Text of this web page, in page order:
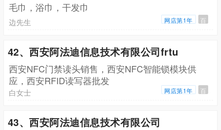
毛巾，浴巾，干发巾
边先生 网店第1年 百
42、西安阿法迪信息技术有限公司frtu
西安NFC门禁读头销售，西安NFC智能锁模块供
应，西安RFID读写器批发
白女士 网店第1年 百
43、西安阿法迪信息技术有限公司